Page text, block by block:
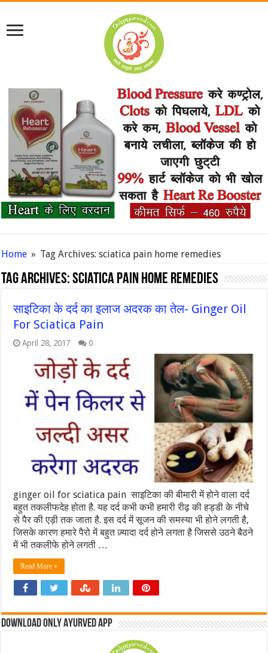
Home » Tag Archives: sciatica pain home remedies
Tag Archives:sciatica pain home remedies
साइटिका के दर्द का इलाज अदरक का तेल- Ginger Oil
For Sciatica Pain
April 28, 2017 0
ginger oil for sciatica pain साइटिका की बीमारी में होने वाला दर्द
बहुत तकलीफदेह होता है. यह दर्द कभी कभी हमारी रीढ़ की हड्डी के नीचे
से पैर की एड़ी तक जाता है. इस दर्द में सूजन की समस्या भी होने लगती है,
जिसके कारण हमारे पैरो में बहुत ज़्यादा दर्द होने लगता है जिससे उठने बैठने
में भी तकलीफे होने लगती …
Read More »
Download Only Ayurved App